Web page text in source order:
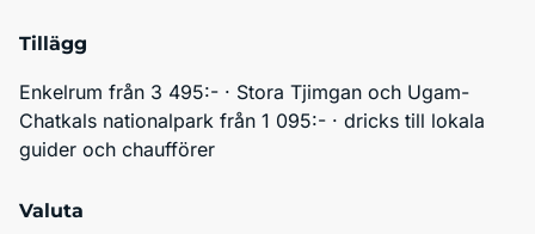
Tillägg
Enkelrum från 3 495:- · Stora Tjimgan och Ugam-
Chatkals nationalpark från 1 095:- · dricks till lokala
guider och chaufförer
Valuta